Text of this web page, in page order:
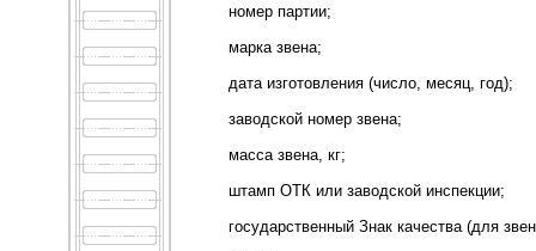
номер партии;
марка звена;
дата изготовления (число, месяц, год);
заводской номер звена;
масса звена, кг;
штамп ОТК или заводской инспекции;
государственный Знак качества (для